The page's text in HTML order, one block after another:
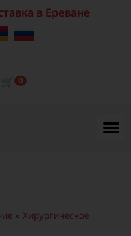
в Ереване
🛒 0
» Хирургическое